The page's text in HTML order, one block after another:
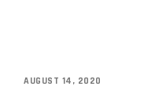
AUGUST 14, 2020